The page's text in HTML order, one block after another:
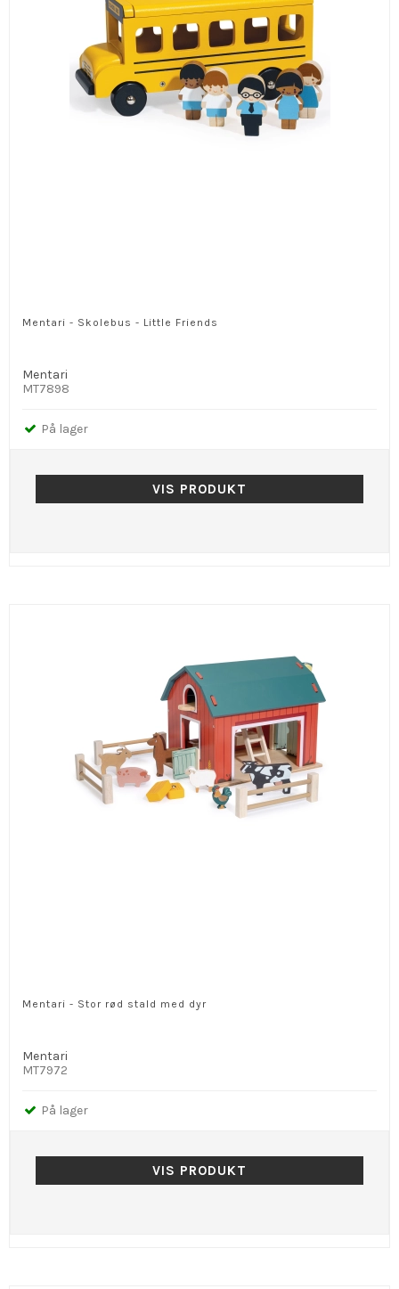
Mentari - Skolebus - Little Friends
Mentari
MT7898
På lager
VIS PRODUKT
Mentari - Stor rød stald med dyr
Mentari
MT7972
På lager
VIS PRODUKT